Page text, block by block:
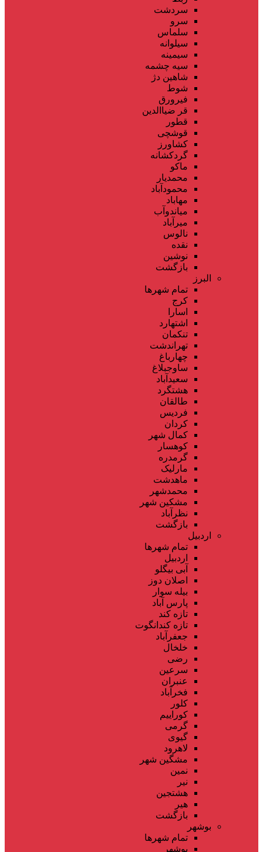
سردشت
سرو
سلماس
سیلوانه
سیمینه
سیه چشمه
شاهین دژ
شوط
فیرورق
قر ضیاالدین
قطور
قوشچی
کشاورز
گردکشانه
ماکو
محمدیار
محمودآباد
مهاباد
میاندوآب
میرآباد
نالوس
نقده
نوشین
بازگشت
البرز
تمام شهر‌ها
کرج
اسارا
اشتهارد
تنکمان
تهراندشت
چهارباغ
ساوجبلاغ
سعیدآباد
هشتگرد
طالقان
فردیس
کردان
کمال شهر
کوهسار
گرمدره
مارلیک
ماهدشت
محمدشهر
مشکین شهر
نظرآباد
بازگشت
اردبیل
تمام شهر‌ها
اردبیل
آبی بیگلو
اصلان دوز
بیله سوار
پارس آباد
تازه کند
تازه کندانگوت
جعفرآباد
خلخال
رضی
سرعین
عنبران
فخرآباد
کلور
کوراییم
گرمی
گیوی
لاهرود
مشگین شهر
نمین
نیر
هشتجین
هیر
بازگشت
بوشهر
تمام شهر‌ها
بوشهر